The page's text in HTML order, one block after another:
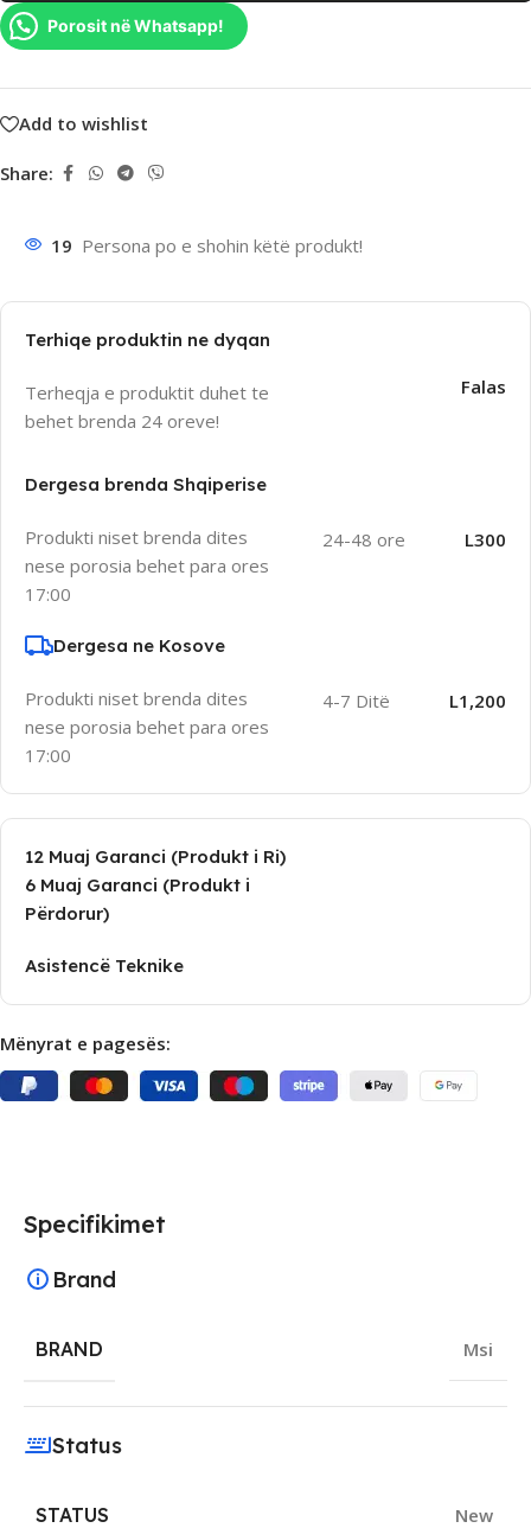
Porosit në Whatsapp!
Add to wishlist
Share:
19 Persona po e shohin këtë produkt!
Terhiqe produktin ne dyqan
Terheqja e produktit duhet te
behet brenda 24 oreve!
Falas
Dergesa brenda Shqiperise
Produkti niset brenda dites
nese porosia behet para ores
17:00
24-48 ore L300
Dergesa ne Kosove
Produkti niset brenda dites
nese porosia behet para ores
17:00
4-7 Ditë L1,200
12 Muaj Garanci (Produkt i Ri)
6 Muaj Garanci (Produkt i
Përdorur)
Asistencë Teknike
Mënyrat e pagesës:
Specifikimet
Brand
BRAND Msi
Status
STATUS New